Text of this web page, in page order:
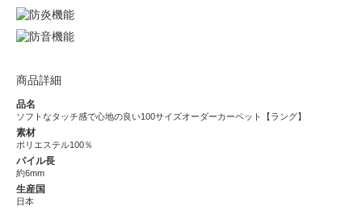
商品詳細
品名
ソフトなタッチ感で心地の良い100サイズオーダーカーペット【ラング】
素材
ポリエステル100％
パイル長
約6mm
生産国
日本